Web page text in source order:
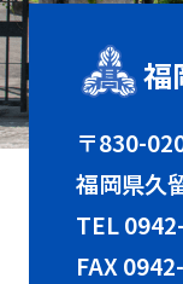
福
〒830-
福岡県久
TEL
FAX